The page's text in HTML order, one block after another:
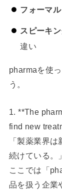
フォーマ
スピーキ
違い
pharmaを使
う。
1. **The
find new
「製薬業界
続けている。」
ここでは「
品を扱う企業